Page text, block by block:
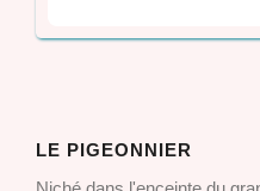
LE PIGEONNIER